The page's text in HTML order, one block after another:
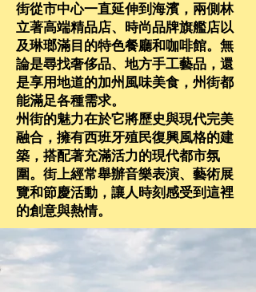
街從市中心一直延伸到海濱，兩側林
立著高端精品店、時尚品牌旗艦店以
及琳瑯滿目的特色餐廳和咖啡館。無
論是尋找奢侈品、地方手工藝品，還
是享用地道的加州風味美食，州街都
能滿足各種需求。
州街的魅力在於它將歷史與現代完美
融合，擁有西班牙殖民復興風格的建
築，搭配著充滿活力的現代都市氛
圍。街上經常舉辦音樂表演、藝術展
覽和節慶活動，讓人時刻感受到這裡
的創意與熱情。